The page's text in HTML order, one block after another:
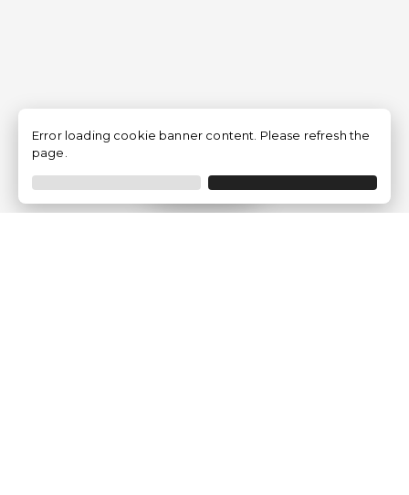
Filtrar
Error loading cookie banner content. Please refresh the
page.